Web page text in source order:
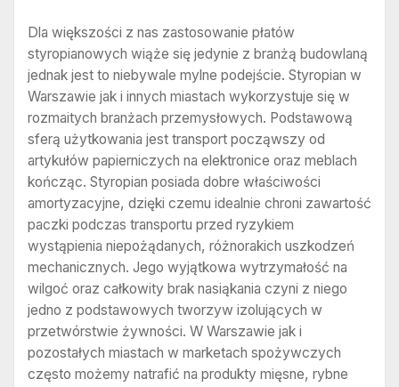
Dla większości z nas zastosowanie płatów
styropianowych wiąże się jedynie z branżą budowlaną
jednak jest to niebywale mylne podejście. Styropian w
Warszawie jak i innych miastach wykorzystuje się w
rozmaitych branżach przemysłowych. Podstawową
sferą użytkowania jest transport począwszy od
artykułów papierniczych na elektronice oraz meblach
kończąc. Styropian posiada dobre właściwości
amortyzacyjne, dzięki czemu idealnie chroni zawartość
paczki podczas transportu przed ryzykiem
wystąpienia niepożądanych, różnorakich uszkodzeń
mechanicznych. Jego wyjątkowa wytrzymałość na
wilgoć oraz całkowity brak nasiąkania czyni z niego
jedno z podstawowych tworzyw izolujących w
przetwórstwie żywności. W Warszawie jak i
pozostałych miastach w marketach spożywczych
często możemy natrafić na produkty mięsne, rybne